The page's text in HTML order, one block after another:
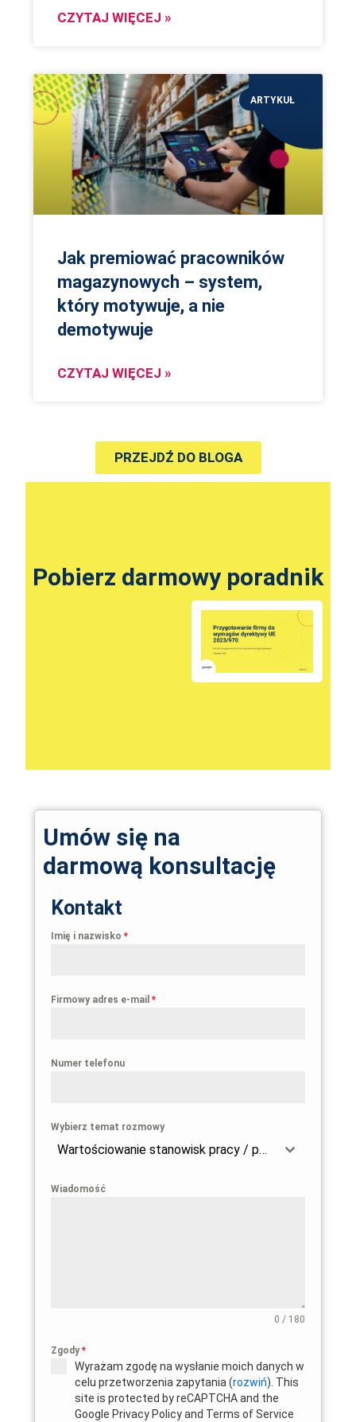
CZYTAJ WIĘCEJ »
ARTYKUŁ
Jak premiować pracowników
magazynowych – system,
który motywuje, a nie
demotywuje
CZYTAJ WIĘCEJ »
PRZEJDŹ DO BLOGA
Pobierz darmowy poradnik
Umów się na
darmową konsultację
Kontakt
Imię i nazwisko*
Firmowy adres e-mail*
Numer telefonu
Wybierz temat rozmowy
Wartościowanie stanowisk pracy / przygotowanie firmy do wdrożenia dyrektywy 2023/970
Wiadomość
0 / 180
Zgody*
Wyrażam zgodę na wysłanie moich danych w
celu przetworzenia zapytania (rozwiń). This
site is protected by reCAPTCHA and the
Google Privacy Policy and Terms of Service